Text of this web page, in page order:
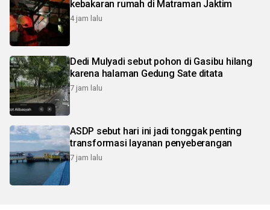
kebakaran rumah di Matraman Jaktim
4 jam lalu
Dedi Mulyadi sebut pohon di Gasibu hilang
karena halaman Gedung Sate ditata
7 jam lalu
ASDP sebut hari ini jadi tonggak penting
transformasi layanan penyeberangan
7 jam lalu